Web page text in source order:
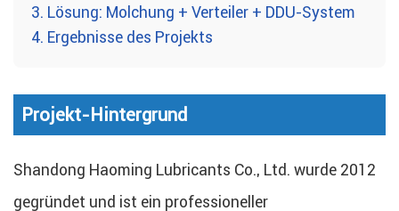
3. Lösung: Molchung + Verteiler + DDU-System
4. Ergebnisse des Projekts
Projekt-Hintergrund
Shandong Haoming Lubricants Co., Ltd. wurde 2012
gegründet und ist ein professioneller